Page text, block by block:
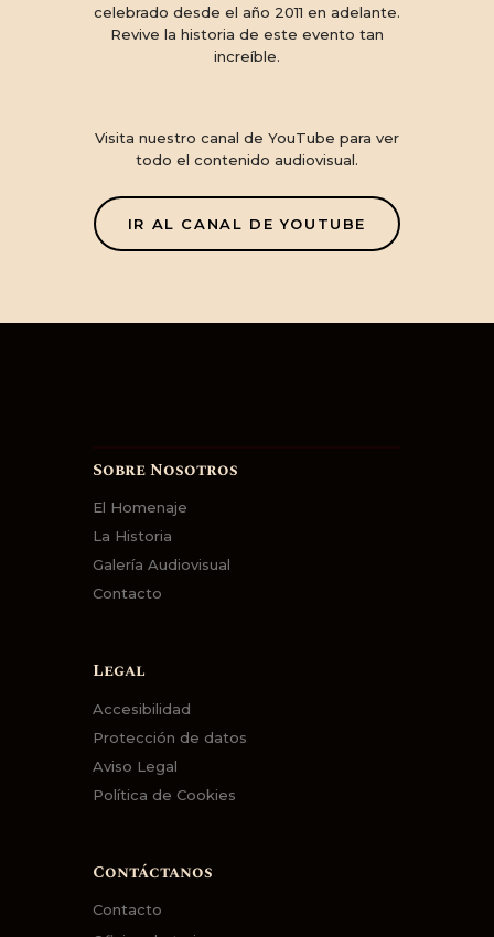
celebrado desde el año 2011 en adelante.
Revive la historia de este evento tan
increíble.
Visita nuestro canal de YouTube para ver
todo el contenido audiovisual.
IR AL CANAL DE YOUTUBE
Sobre Nosotros
El Homenaje
La Historia
Galería Audiovisual
Contacto
Legal
Accesibilidad
Protección de datos
Aviso Legal
Política de Cookies
Contáctanos
Contacto